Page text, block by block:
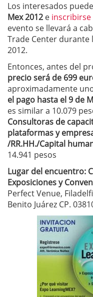
Los interesados
Mex 2012 e inscribirse
evento se llevará a
Trade Center durante
2012.
Entonces, antes del
precio será de 699
aproximadamente
el pago hasta el 9 de
es similar a 10.079
Consultoras de
plataformas y
/RR.HH./Capital
14.941 pesos
Lugar del encuentro:
Exposiciones y
Perfect Venue,
Benito Juárez CP.